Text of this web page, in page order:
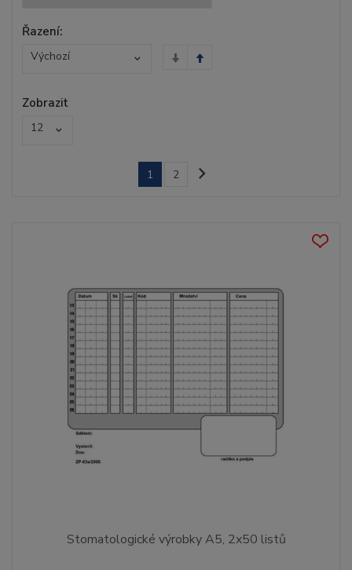
Řazení:
Výchozí
Zobrazit
12
1 2
Stomatologické výrobky A5, 2x50 listů